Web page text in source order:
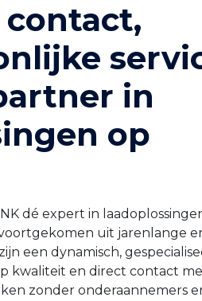
in
op
dé expert in
uit jarenlange
een dynamisch,
kwaliteit en direct contact
zonder onderaannemers